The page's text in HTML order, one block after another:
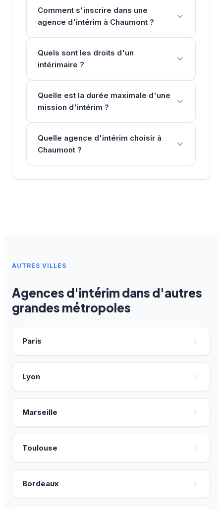
Comment s'inscrire dans une
agence d'intérim à Chaumont ?
Quels sont les droits d'un
intérimaire ?
Quelle est la durée maximale d'une
mission d'intérim ?
Quelle agence d'intérim choisir à
Chaumont ?
AUTRES VILLES
Agences d'intérim dans d'autres
grandes métropoles
Paris
Lyon
Marseille
Toulouse
Bordeaux